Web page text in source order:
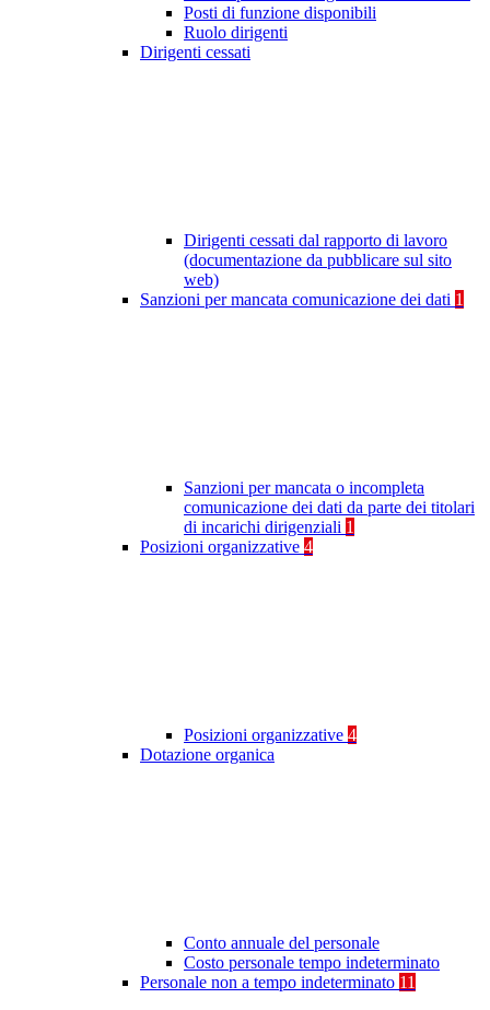
Posti di funzione disponibili
Ruolo dirigenti
Dirigenti cessati
Dirigenti cessati dal rapporto di lavoro
(documentazione da pubblicare sul sito
web)
Sanzioni per mancata comunicazione dei dati 1
Sanzioni per mancata o incompleta
comunicazione dei dati da parte dei titolari
di incarichi dirigenziali 1
Posizioni organizzative 4
Posizioni organizzative 4
Dotazione organica
Conto annuale del personale
Costo personale tempo indeterminato
Personale non a tempo indeterminato 11